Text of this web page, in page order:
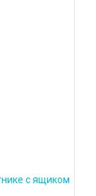
с ящиком